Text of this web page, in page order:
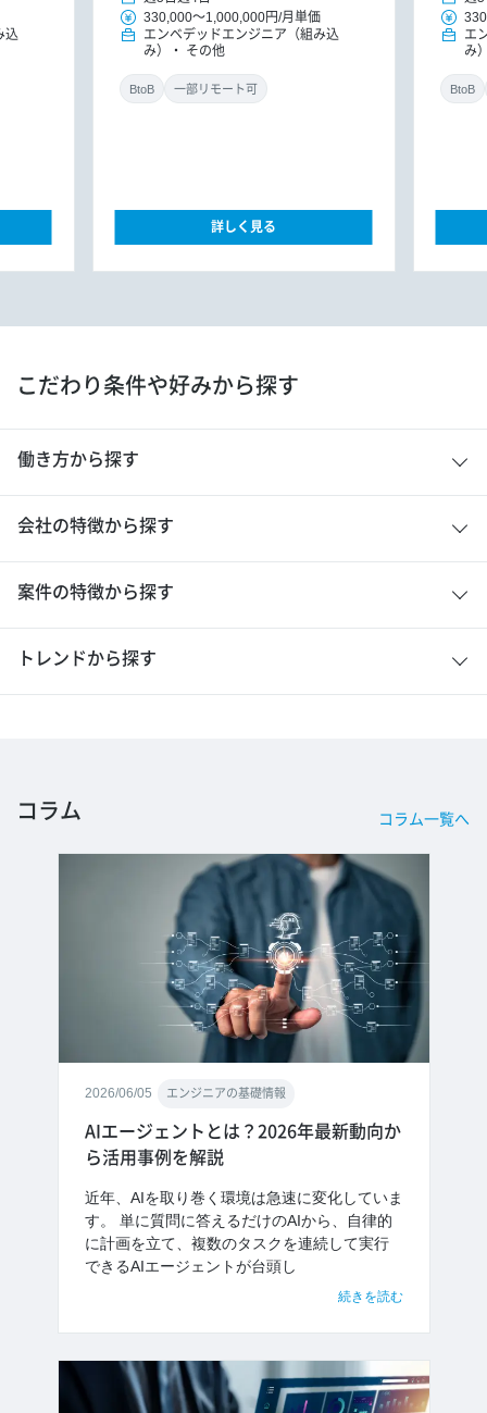
込
330,000～1,000,000円/月単価
エンベデッドエンジニア（組み込
み）
その他
BtoB 一部リモート可
詳しく見る
エ
み
BtoB
こだわり条件や好みから探す
働き方から探す
会社の特徴から探す
案件の特徴から探す
トレンドから探す
コラム コラム一覧へ
2026/06/05 エンジニアの基礎情報
AIエージェントとは？2026年最新動向か
ら活用事例を解説
近年、AIを取り巻く環境は急速に変化していま
す。 単に質問に答えるだけのAIから、自律的
に計画を立て、複数のタスクを連続して実行
できるAIエージェントが台頭し
続きを読む